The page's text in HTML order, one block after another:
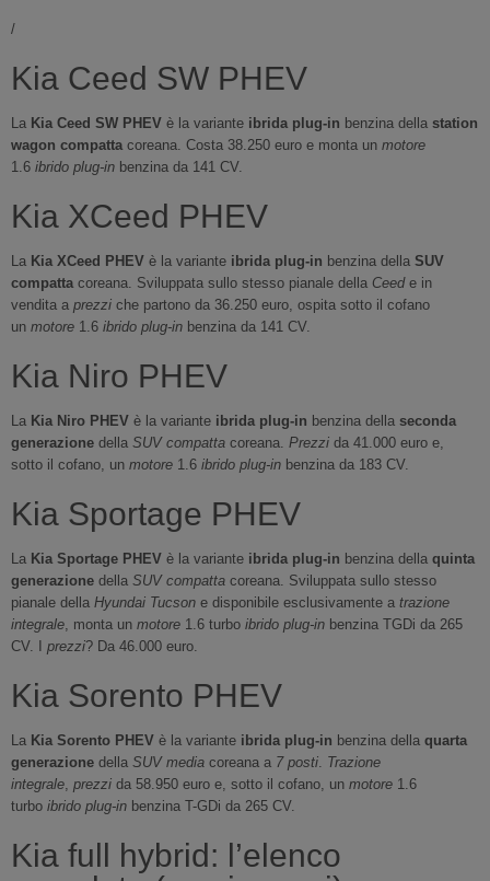
/
Kia Ceed SW PHEV
La Kia Ceed SW PHEV è la variante ibrida plug-in benzina della station
wagon compatta coreana. Costa 38.250 euro e monta un motore
1.6 ibrido plug-in benzina da 141 CV.
Kia XCeed PHEV
La Kia XCeed PHEV è la variante ibrida plug-in benzina della SUV
compatta coreana. Sviluppata sullo stesso pianale della Ceede in
vendita a prezzi che partono da 36.250 euro, ospita sotto il cofano
un motore 1.6 ibrido plug-in benzina da 141 CV.
Kia Niro PHEV
La Kia Niro PHEV è la variante ibrida plug-in benzina della seconda
generazione della SUV compatta coreana. Prezzi da 41.000 euro e,
sotto il cofano, un motore 1.6 ibrido plug-in benzina da 183 CV.
Kia Sportage PHEV
La Kia Sportage PHEV è la variante ibrida plug-in benzina della quinta
generazione della SUV compatta coreana. Sviluppata sullo stesso
pianale della Hyundai Tucson e disponibile esclusivamente a trazione
integrale, monta un motore 1.6 turbo ibrido plug-in benzina TGDi da 265
CV. I prezzi? Da 46.000 euro.
Kia Sorento PHEV
La Kia Sorento PHEV è la variante ibrida plug-in benzina della quarta
generazione della SUV media coreana a 7 posti. Trazione
integrale, prezzi da 58.950 euro e, sotto il cofano, un motore 1.6
turbo ibrido plug-in benzina T-GDi da 265 CV.
Kia full hybrid: l’elenco